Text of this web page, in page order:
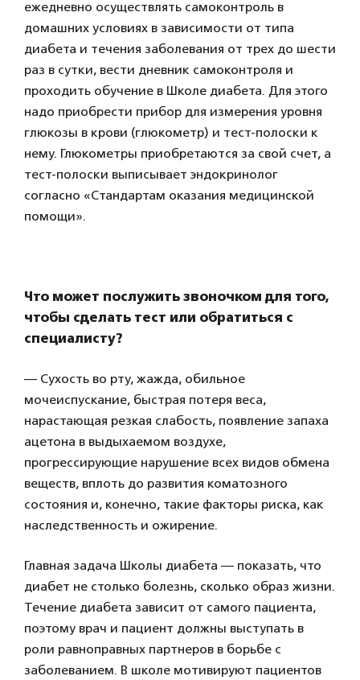
ежедневно осуществлять самоконтроль в
домашних условиях в зависимости от типа
диабета и течения заболевания от трех до шести
раз в сутки, вести дневник самоконтроля и
проходить обучение в Школе диабета. Для этого
надо приобрести прибор для измерения уровня
глюкозы в крови (глюкометр) и тест-полоски к
нему. Глюкометры приобретаются за свой счет, а
тест-полоски выписывает эндокринолог
согласно «Стандартам оказания медицинской
помощи».
Что может послужить звоночком для того,
чтобы сделать тест или обратиться с
специалисту?
— Сухость во рту, жажда, обильное
мочеиспускание, быстрая потеря веса,
нарастающая резкая слабость, появление запаха
ацетона в выдыхаемом воздухе,
прогрессирующие нарушение всех видов обмена
веществ, вплоть до развития коматозного
состояния и, конечно, такие факторы риска, как
наследственность и ожирение.
Главная задача Школы диабета — показать, что
диабет не столько болезнь, сколько образ жизни.
Течение диабета зависит от самого пациента,
поэтому врач и пациент должны выступать в
роли равноправных партнеров в борьбе с
заболеванием. В школе мотивируют пациентов